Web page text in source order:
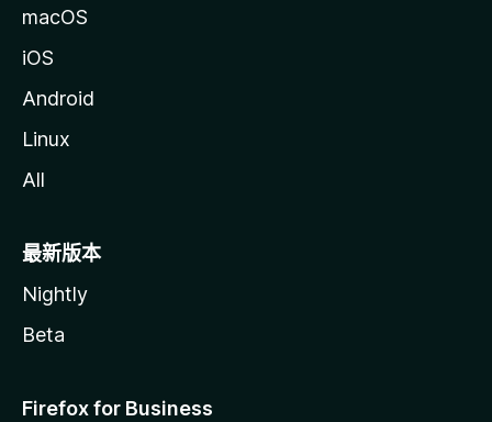
macOS
iOS
Android
Linux
All
最新版本
Nightly
Beta
Firefox for Business